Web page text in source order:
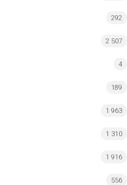
292
2 507
4
189
1 963
1 310
1 916
556